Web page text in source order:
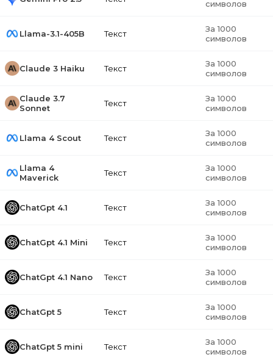
символов
Llama-3.1-405B Текст
За 1000
символов
Claude 3 Haiku Текст
За 1000
символов
Claude 3.7
Sonnet
Текст
За 1000
символов
Llama 4 Scout Текст
За 1000
символов
Llama 4
Maverick
Текст
За 1000
символов
ChatGpt 4.1 Текст
За 1000
символов
ChatGpt 4.1 Mini Текст
За 1000
символов
ChatGpt 4.1 Nano Текст
За 1000
символов
ChatGpt 5 Текст
За 1000
символов
ChatGpt 5 mini Текст
За 1000
символов